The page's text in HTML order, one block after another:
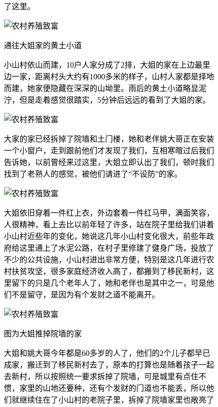
了这里。
通往大姐家的黄土小道
小山村依山而建，10户人家分成了2排，大姐的家在上边最里
边一家，距离村头大约有1000多米的样子，山村人家都是择地
而建，她家便隐藏在深深的山坳里。雨后的黄土小道略显泥
泞，但是走着感觉很踏实，5分钟后远远的看到了大姐的家。
大家的家已经拆掉了院墙和土门楼，她和老伴姚大哥正在安装
一个小窗户，走到跟前他们才发现了我们，互相寒暄过后我们
告诉她，以前曾经来过这里，大姐立即认出了我们，顿时我们
找到了老熟人的感觉，被他们请进了“不设防”的家。
大姐依旧穿着一件红上衣，外边套着一件红马甲，满面笑容，
人很精神，看上去比以前年轻了许多，站在院子里给我们讲着
小山村近些年的变化，她说这几年小山村变化很大，前些年政
府给这里通上了水泥公路，在村子里修建了健身广场，投放了
不少的公共设施，小山村进出非常方便，特别是这几年进行农
村扶贫攻坚，很多家庭经济收入高了，都搬到了移民新村，这
里留下的只是几个老年人了，她和老伴也是其中之一，可是他
们不是留守，是因为有个发财之道不能离开。
图为大姐推掉院墙的家
大姐和姚大哥今年都是60多岁的人了，他们的2个儿子都早已
成家，搬迁到了移民新村去了，原本的打算也是随着孩子一起
去新村，所以按照统一要求拆掉了院墙，可是城里有点住不
惯，家里的山地还要种，还有个发财的门道也不能丢，所以他
们就继续住在了小山村的老院子里，拆掉了院墙家里也敞亮了